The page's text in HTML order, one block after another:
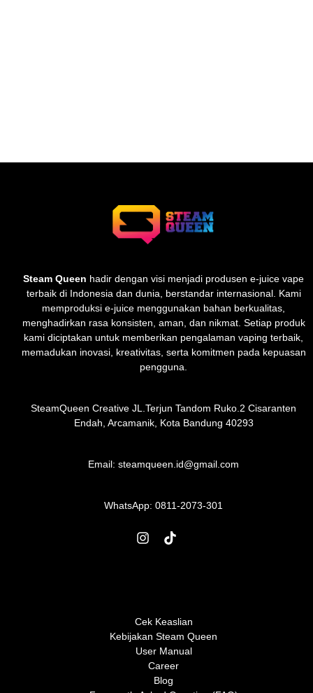
Steam Queen hadir dengan visi menjadi produsen e-juice vape
terbaik di Indonesia dan dunia, berstandar internasional. Kami
memproduksi e-juice menggunakan bahan berkualitas,
menghadirkan rasa konsisten, aman, dan nikmat. Setiap produk
kami diciptakan untuk memberikan pengalaman vaping terbaik,
memadukan inovasi, kreativitas, serta komitmen pada kepuasan
pengguna.
SteamQueen Creative JL.Terjun Tandom Ruko.2 Cisaranten
Endah, Arcamanik, Kota Bandung 40293
Email: steamqueen.id@gmail.com
WhatsApp: 0811-2073-301
Cek Keaslian
Kebijakan Steam Queen
User Manual
Career
Blog